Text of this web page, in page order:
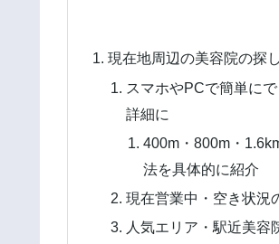
現在地周辺の美容院の探
スマホやPCで簡単に
詳細に
400m・800m・
法を具体的に紹介
現在営業中・空き状況
人気エリア・駅近美容